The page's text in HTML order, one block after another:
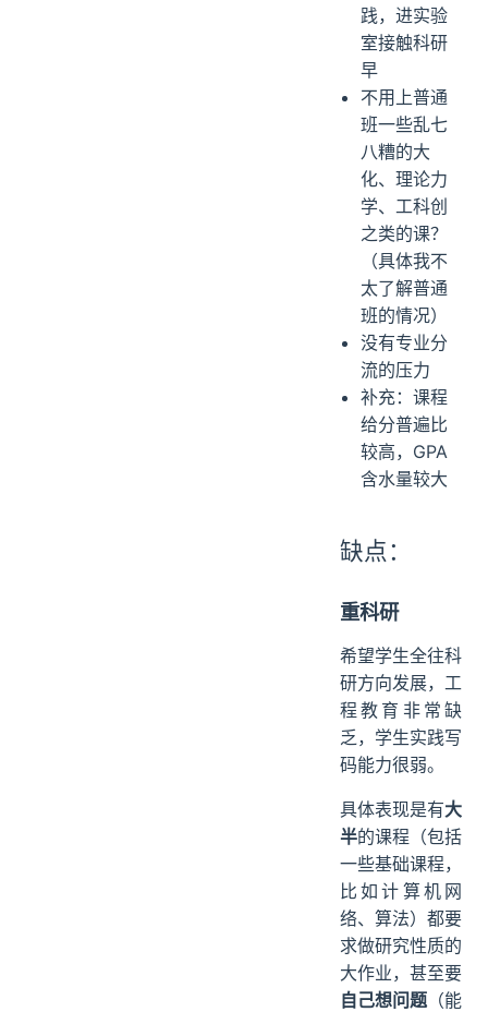
践，进实验
室接触科研
早
不用上普通
班一些乱七
八糟的大
化、理论力
学、工科创
之类的课？
（具体我不
太了解普通
班的情况）
没有专业分
流的压力
补充：课程
给分普遍比
较高，GPA
含水量较大
缺点：
重科研
希望学生全往科
研方向发展，工
程教育非常缺
乏，学生实践写
码能力很弱。
具体表现是有大
半的课程（包括
一些基础课程，
比如计算机网
络、算法）都要
求做研究性质的
大作业，甚至要
自己想问题（能